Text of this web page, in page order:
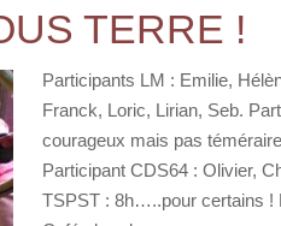
TERRE !
Participants LM : Emilie,
Franck, Loric, Lirian, Seb.
courageux mais pas
Participant CDS64 : Olivier,
TSPST : 8h…..pour certains !